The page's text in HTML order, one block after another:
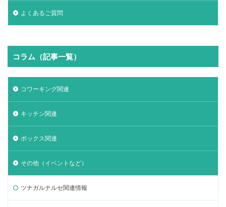
よくあるご質問
コラム（記事一覧）
コワーキング関連
キッチン関連
ボックス関連
その他（イベントなど）
ツナガルナルセ関連情報